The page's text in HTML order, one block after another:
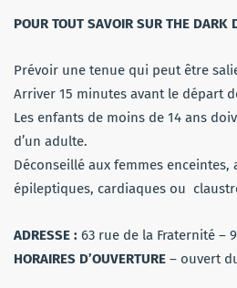
POUR TOUT SAVOIR SUR THE DARK
Prévoir une tenue qui peut être
Arriver 15 minutes avant le départ
Les enfants de moins de 14 ans
d’un adulte.
Déconseillé aux femmes enceintes,
épileptiques, cardiaques ou
ADRESSE : 63 rue de la Fraternité –
HORAIRES D’OUVERTURE – ouvert